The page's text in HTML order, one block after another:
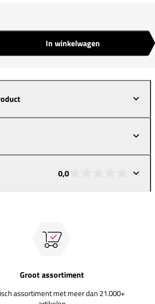
In winkelwagen
0,0
Groot assortiment
assortiment met meer dan 21.000+